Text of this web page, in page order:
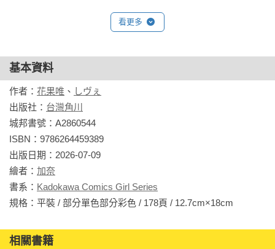
看更多
基本資料
作者： 花果唯 、 しヴぇ
出版社： 台灣角川
城邦書號：A2860544
ISBN：9786264459389
出版日期：2026-07-09
繪者： 加奈
書系： Kadokawa Comics Girl Series
相關書籍